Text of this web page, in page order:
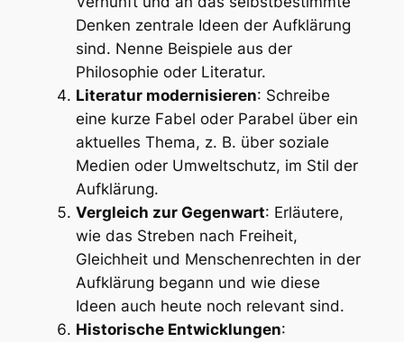
Denken zentrale Ideen der Aufklärung
sind. Nenne Beispiele aus der
Philosophie oder Literatur.
Literatur modernisieren: Schreibe
eine kurze Fabel oder Parabel über ein
aktuelles Thema, z. B. über soziale
Medien oder Umweltschutz, im Stil der
Aufklärung.
Vergleich zur Gegenwart: Erläutere,
wie das Streben nach Freiheit,
Gleichheit und Menschenrechten in der
Aufklärung begann und wie diese
Ideen auch heute noch relevant sind.
Historische Entwicklungen: